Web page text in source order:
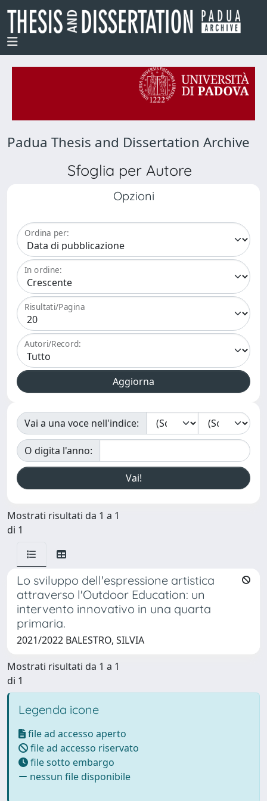
Padua Thesis and Dissertation Archive
Sfoglia per Autore
Opzioni
Ordina per:
In ordine:
Risultati/Pagina
Autori/Record:
Vai a una voce nell'indice:
O digita l'anno:
Mostrati risultati da 1 a 1
di 1
Lo sviluppo dell'espressione artistica
attraverso l'Outdoor Education: un
intervento innovativo in una quarta
primaria.
2021/2022 BALESTRO, SILVIA
Mostrati risultati da 1 a 1
di 1
Legenda icone
file ad accesso aperto
file ad accesso riservato
file sotto embargo
nessun file disponibile